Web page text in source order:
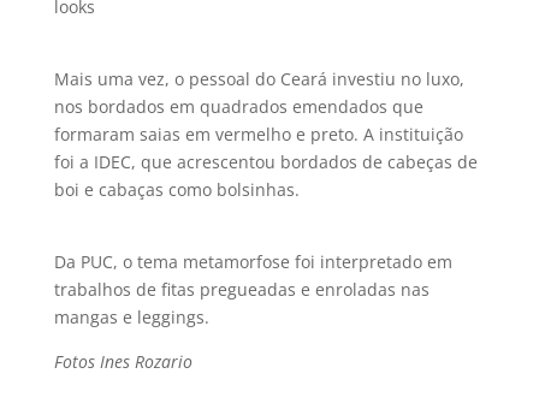
looks
Mais uma vez, o pessoal do Ceará investiu no luxo,
nos bordados em quadrados emendados que
formaram saias em vermelho e preto. A instituição
foi a IDEC, que acrescentou bordados de cabeças de
boi e cabaças como bolsinhas.
Da PUC, o tema metamorfose foi interpretado em
trabalhos de fitas pregueadas e enroladas nas
mangas e leggings.
Fotos Ines Rozario